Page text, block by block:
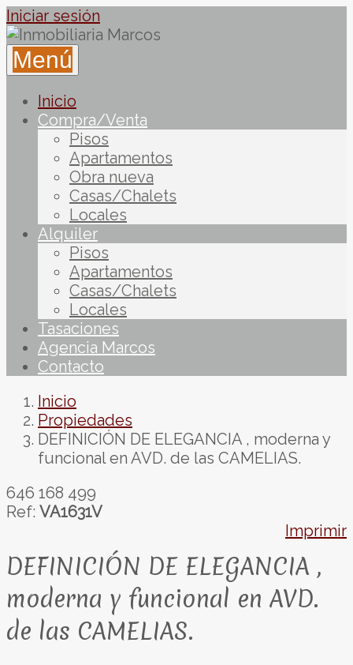
Iniciar sesión
Menú
Inicio
Compra/Venta
Pisos
Apartamentos
Obra nueva
Casas/Chalets
Locales
Alquiler
Pisos
Apartamentos
Casas/Chalets
Locales
Tasaciones
Agencia Marcos
Contacto
Inicio
Propiedades
DEFINICIÓN DE ELEGANCIA , moderna y
funcional en AVD. de las CAMELIAS.
646 168 499
Ref: VA1631V
Imprimir
DEFINICIÓN DE ELEGANCIA ,
moderna y funcional en AVD.
de las CAMELIAS.